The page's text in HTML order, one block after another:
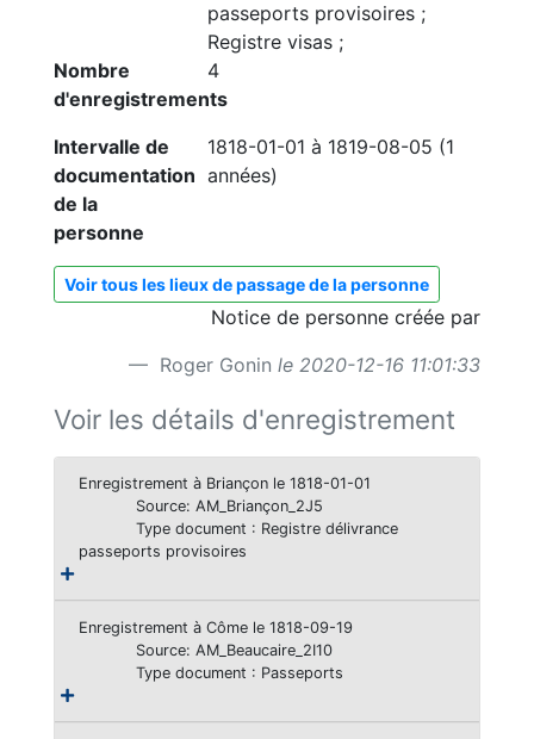
passeports provisoires ;
Registre visas ;
Nombre
d'enregistrements
4
Intervalle de
documentation
de la
personne
1818-01-01 à 1819-08-05 (1
années)
Voir tous les lieux de passage de la personne
Notice de personne créée par
Roger Gonin le 2020-12-16 11:01:33
Voir les détails d'enregistrement
Enregistrement à Briançon le 1818-01-01
Source: AM_Briançon_2J5
Type document : Registre délivrance
passeports provisoires
Enregistrement à Côme le 1818-09-19
Source: AM_Beaucaire_2I10
Type document : Passeports